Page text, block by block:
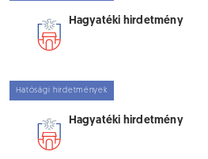
Hagyatéki hirdetmény
Hatósági hirdetmények
Hagyatéki hirdetmény